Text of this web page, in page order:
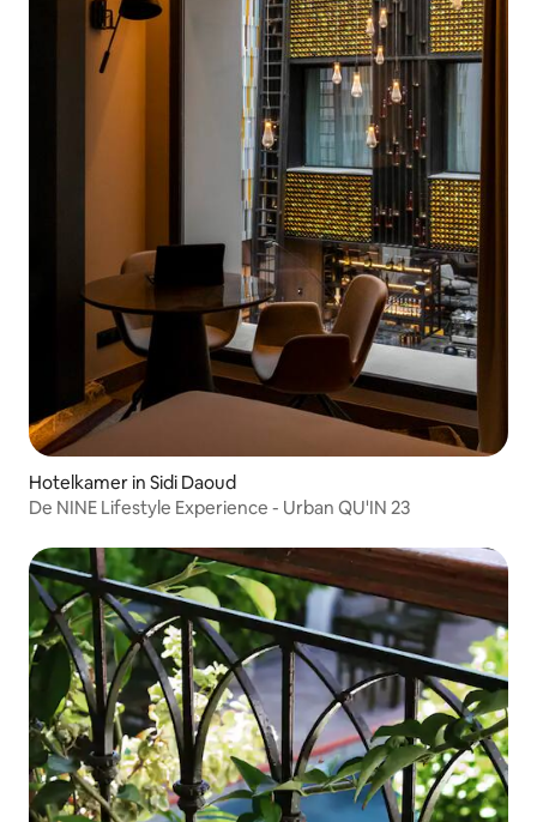
Hotelkamer in Sidi Daoud
De NINE Lifestyle Experience - Urban QU'IN 23